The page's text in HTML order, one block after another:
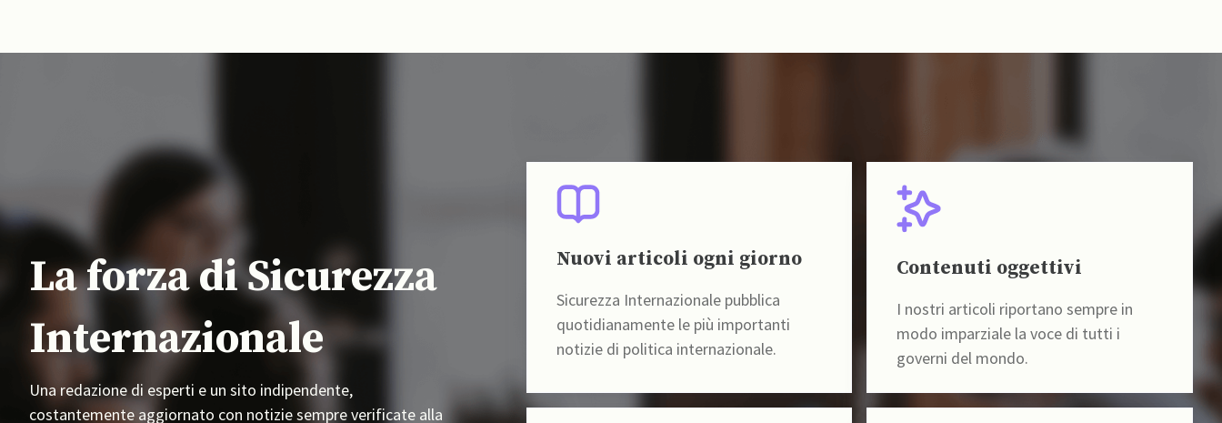
La forza di Sicurezza
Internazionale
Una redazione di esperti e un sito indipendente,
costantemente aggiornato con notizie sempre verificate alla
Nuovi articoli ogni giorno
Sicurezza Internazionale pubblica
quotidianamente le più importanti
notizie di politica internazionale.
Contenuti oggettivi
I nostri articoli riportano sempre in
modo imparziale la voce di tutti i
governi del mondo.